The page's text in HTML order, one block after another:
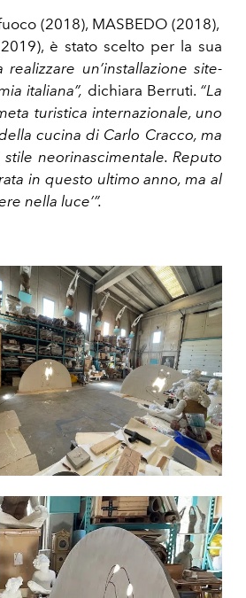
(2018), MASBEDO (2018),
è stato scelto per la sua
un’installazione site-
italiana”, dichiara Berruti. “La
turistica internazionale, uno
cucina di Carlo Cracco, ma
neorinascimentale. Reputo
in questo ultimo anno, ma al
nella luce’”.